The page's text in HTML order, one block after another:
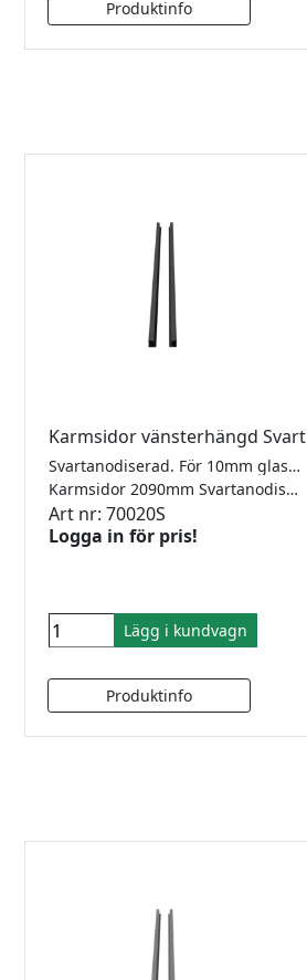
Karmsidor vänsterhängd Svart
Svartanodiserad. För 10mm glas. Förberett för gångjärn och låsbleck. Lev. inkl mont.sats, tätningslist för dörrbladet och spårgummi för fastglassidan. Kilgummi för fastglassidan beställs separat beroende på glastjocklek.
Karmsidor 2090mm Svartanodiserad Vänster
Art nr: 70020S
Logga in för pris!
Lägg i kundvagn